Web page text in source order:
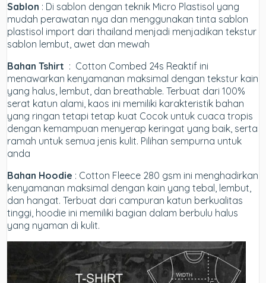
Sablon : Di sablon dengan teknik Micro Plastisol yang
mudah perawatan nya dan menggunakan tinta sablon
plastisol import dari thailand menjadi menjadikan tekstur
sablon lembut, awet dan mewah
Bahan Tshirt : Cotton Combed 24s Reaktif ini
menawarkan kenyamanan maksimal dengan tekstur kain
yang halus, lembut, dan breathable. Terbuat dari 100%
serat katun alami, kaos ini memiliki karakteristik bahan
yang ringan tetapi tetap kuat Cocok untuk cuaca tropis
dengan kemampuan menyerap keringat yang baik, serta
ramah untuk semua jenis kulit. Pilihan sempurna untuk
anda
Bahan Hoodie : Cotton Fleece 280 gsm ini menghadirkan
kenyamanan maksimal dengan kain yang tebal, lembut,
dan hangat. Terbuat dari campuran katun berkualitas
tinggi, hoodie ini memiliki bagian dalam berbulu halus
yang nyaman di kulit.